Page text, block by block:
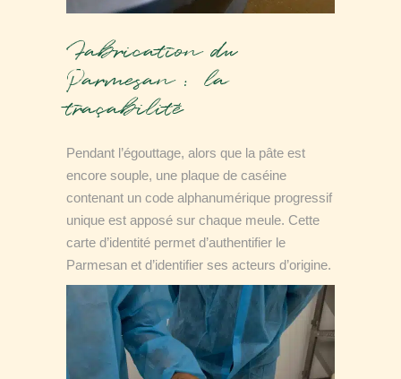
Fabrication du
Parmesan : la
traçabilité
Pendant l’égouttage, alors que la pâte est
encore souple, une plaque de caséine
contenant un code alphanumérique progressif
unique est apposé sur chaque meule. Cette
carte d’identité permet d’authentifier le
Parmesan et d’identifier ses acteurs d’origine.